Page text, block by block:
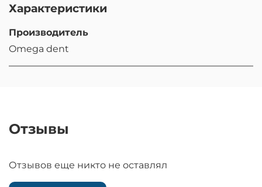
Характеристики
Производитель
Omega dent
Отзывы
Отзывов еще никто не оставлял